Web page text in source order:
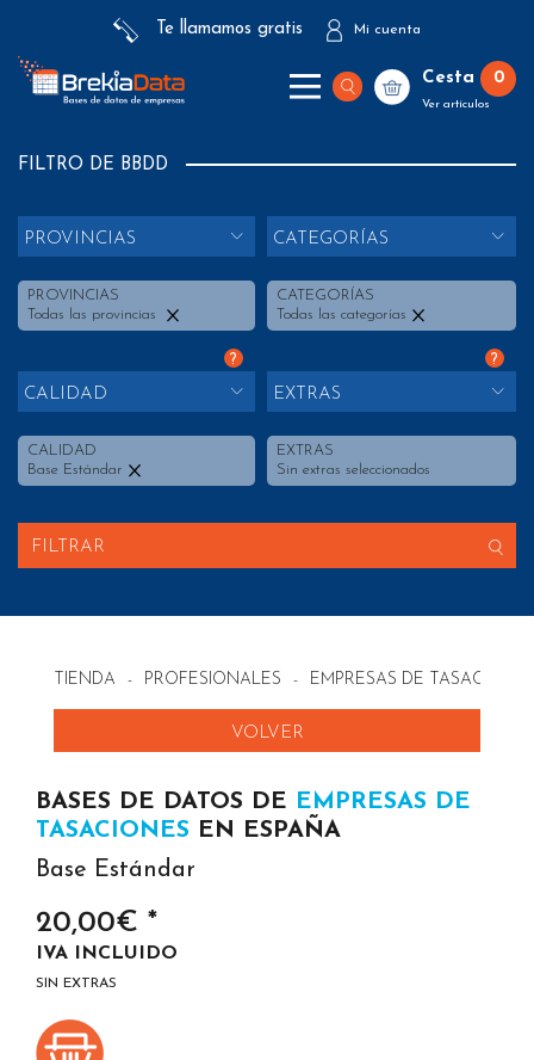
Te llamamos gratis Mi cuenta
Cesta 0
Ver artículos
FILTRO DE BBDD
PROVINCIAS
PROVINCIAS
Todas las provincias
CATEGORÍAS
CATEGORÍAS
Todas las categorías
?
CALIDAD
CALIDAD
Base Estándar
?
EXTRAS
EXTRAS
Sin extras seleccionados
FILTRAR
TIENDA - PROFESIONALES - EMPRESAS DE
VOLVER
BASES DE DATOS DE EMPRESAS DE
TASACIONES EN ESPAÑA
Base Estándar
20,00€ *
IVA INCLUIDO
SIN EXTRAS